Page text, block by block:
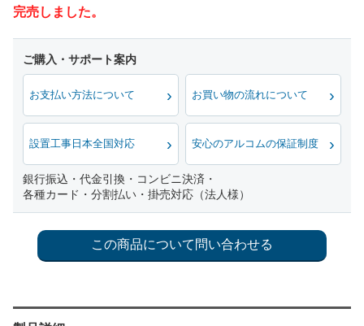
完売しました。
お支払い方法について お買い物の流れについて
設置工事日本全国対応 安心のアルコムの保証制度
銀行振込・代金引換・コンビニ決済・
各種カード・分割払い・掛売対応（法人様）